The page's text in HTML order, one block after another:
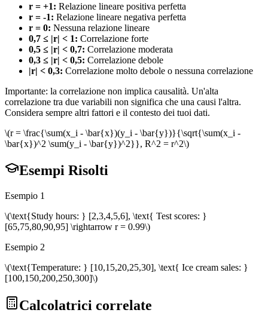
r = +1: Relazione lineare positiva perfetta
r = -1: Relazione lineare negativa perfetta
r = 0: Nessuna relazione lineare
0,7 ≤ |r| < 1: Correlazione forte
0,5 ≤ |r| < 0,7: Correlazione moderata
0,3 ≤ |r| < 0,5: Correlazione debole
|r| < 0,3: Correlazione molto debole o nessuna correlazione
Importante: la correlazione non implica causalità. Un'alta
correlazione tra due variabili non significa che una causi l'altra.
Considera sempre altri fattori e il contesto dei tuoi dati.
\(r = \frac{\sum(x_i - \bar{x})(y_i - \bar{y})}{\sqrt{\sum(x_i -
\bar{x})^2 \sum(y_i - \bar{y})^2}}, R^2 = r^2\)
Esempi Risolti
Esempio 1
\(\text{Study hours: } [2,3,4,5,6], \text{ Test scores: }
[65,75,80,90,95] \rightarrow r = 0.99\)
Esempio 2
\(\text{Temperature: } [10,15,20,25,30], \text{ Ice cream sales: }
[100,150,200,250,300]\)
Calcolatrici correlate